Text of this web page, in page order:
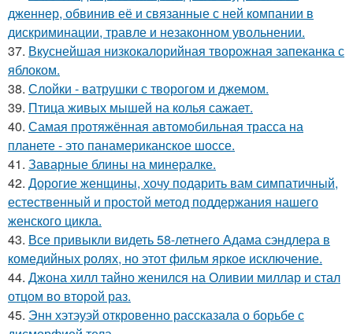
дженнер, обвинив её и связанные с ней компании в
дискриминации, травле и незаконном увольнении.
37. Вкуснейшая низкокалорийная творожная запеканка с
яблоком.
38. Слойки - ватрушки с творогом и джемом.
39. Птица живых мышей на колья сажает.
40. Самая протяжённая автомобильная трасса на
планете - это панамериканское шоссе.
41. Заварные блины на минералке.
42. Дорогие женщины, хочу подарить вам симпатичный,
естественный и простой метод поддержания нашего
женского цикла.
43. Все привыкли видеть 58-летнего Адама сэндлера в
комедийных ролях, но этот фильм яркое исключение.
44. Джона хилл тайно женился на Оливии миллар и стал
отцом во второй раз.
45. Энн хэтэуэй откровенно рассказала о борьбе с